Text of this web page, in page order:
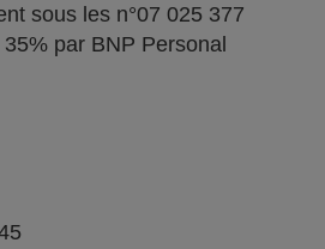
sous les n°07 025 377
par BNP Personal